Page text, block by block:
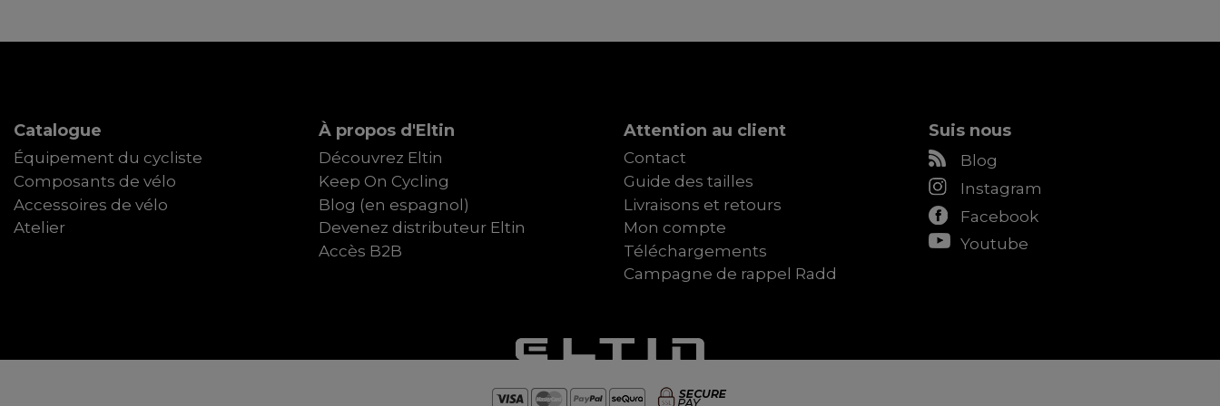
Catalogue
Équipement du cycliste
Composants de vélo
Accessoires de vélo
Atelier
À propos d'Eltin
Découvrez Eltin
Keep On Cycling
Blog (en espagnol)
Devenez distributeur Eltin
Accès B2B
Attention au client
Contact
Guide des tailles
Livraisons et retours
Mon compte
Téléchargements
Campagne de rappel Radd
Suis nous
Blog
Instagram
Facebook
Youtube